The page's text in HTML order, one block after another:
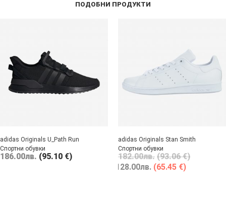
ПОДОБНИ ПРОДУКТИ
adidas Originals U_Path Run
Спортни обувки
186.00лв. (95.10 €)
adidas Originals Stan Smith
Спортни обувки
182.00лв. (93.06 €)
128.00лв. (65.45 €)